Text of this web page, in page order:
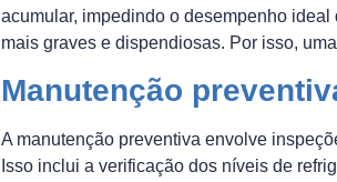
acumular, impedindo o desempenho
mais graves e dispendiosas. Por isso,
Manutenção
A manutenção preventiva envolve
Isso inclui a verificação dos níveis de